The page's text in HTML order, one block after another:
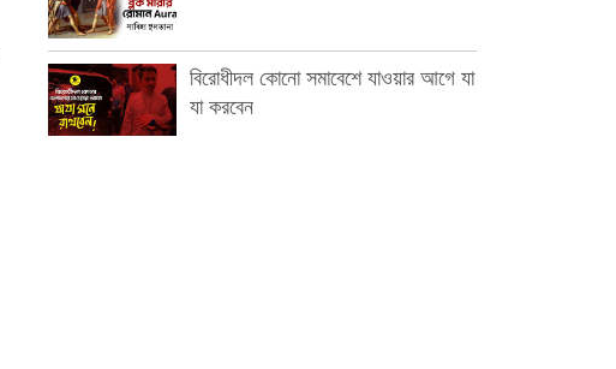
বিরোধীদল কোনো সমাবেশে যাওয়ার আগে যা
যা করবেন